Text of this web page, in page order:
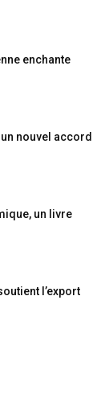
enchante
nouvel accord
un livre
l’export